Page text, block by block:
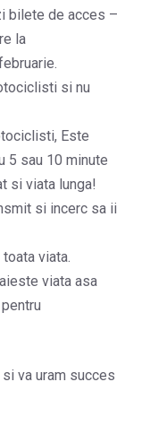
bilete de acces –
la
si nu
Este
5 sau 10 minute
si viata lunga!
si incerc sa ii
viata.
viata asa
va uram succes